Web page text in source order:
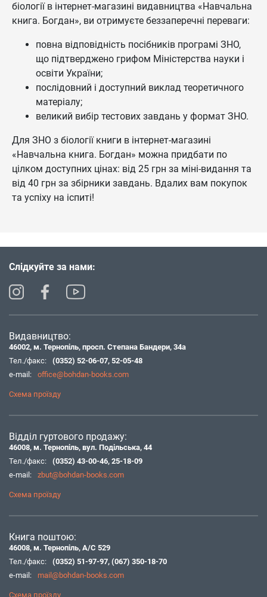
біології в інтернет-магазині видавництва «Навчальна
книга. Богдан», ви отримуєте беззаперечні переваги:
повна відповідність посібників програмі ЗНО,
що підтверджено грифом Міністерства науки і
освіти України;
послідовний і доступний виклад теоретичного
матеріалу;
великий вибір тестових завдань у формат ЗНО.
Для ЗНО з біології книги в інтернет-магазині
«Навчальна книга. Богдан» можна придбати по
цілком доступних цінах: від 25 грн за міні-видання та
від 40 грн за збірники завдань. Вдалих вам покупок
та успіху на іспиті!
Слідкуйте за нами:
Видавництво:
46002, м. Тернопіль, просп. Степана Бандери, 34а
Тел./факс:
(0352) 52-06-07, 52-05-48
e-mail:
office@bohdan-books.com
Схема проїзду
Відділ гуртового продажу:
46008, м. Тернопіль, вул. Подільська, 44
Тел./факс:
(0352) 43-00-46, 25-18-09
e-mail:
zbut@bohdan-books.com
Схема проїзду
Книга поштою:
46008, м. Тернопіль, А/С 529
Тел./факс:
(0352) 51-97-97, (067) 350-18-70
e-mail:
mail@bohdan-books.com
Схема проїзду